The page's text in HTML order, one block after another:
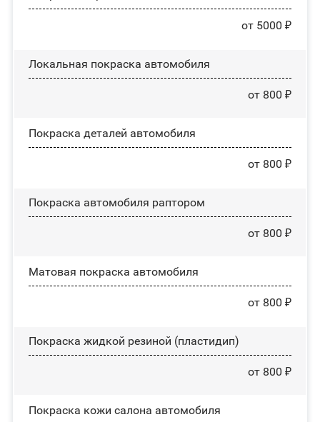
от 5000 ₽
Локальная покраска автомобиля
от 800 ₽
Покраска деталей автомобиля
от 800 ₽
Покраска автомобиля раптором
от 800 ₽
Матовая покраска автомобиля
от 800 ₽
Покраска жидкой резиной (пластидип)
от 800 ₽
Покраска кожи салона автомобиля